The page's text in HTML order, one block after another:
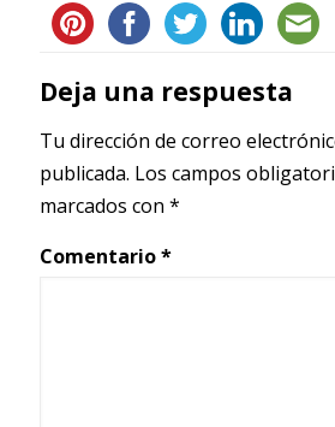
Deja una respuesta
Tu dirección de correo
publicada. Los campos
marcados con *
Comentario*